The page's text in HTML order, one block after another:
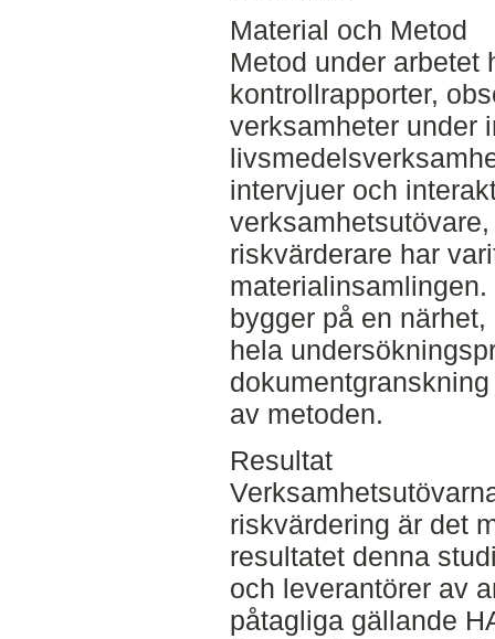
Material och Metod
Metod under arbetet
kontrollrapporter,
verksamheter under
intervjuer och
riskvärderare har
bygger på en
hela
av metoden.
Resultat
riskvärdering är det
resultatet denna
och leverantörer av
påtagliga gällande